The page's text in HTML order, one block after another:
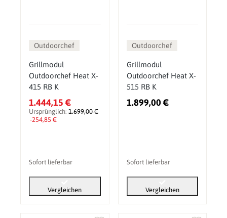
Outdoorchef
Grillmodul
Outdoorchef Heat X-
415 RB K
1.444,15 €
Ursprünglich: 1.699,00 €
-254,85 €
Sofort lieferbar
Vergleichen
Outdoorchef
Grillmodul
Outdoorchef Heat X-
515 RB K
1.899,00 €
Sofort lieferbar
Vergleichen